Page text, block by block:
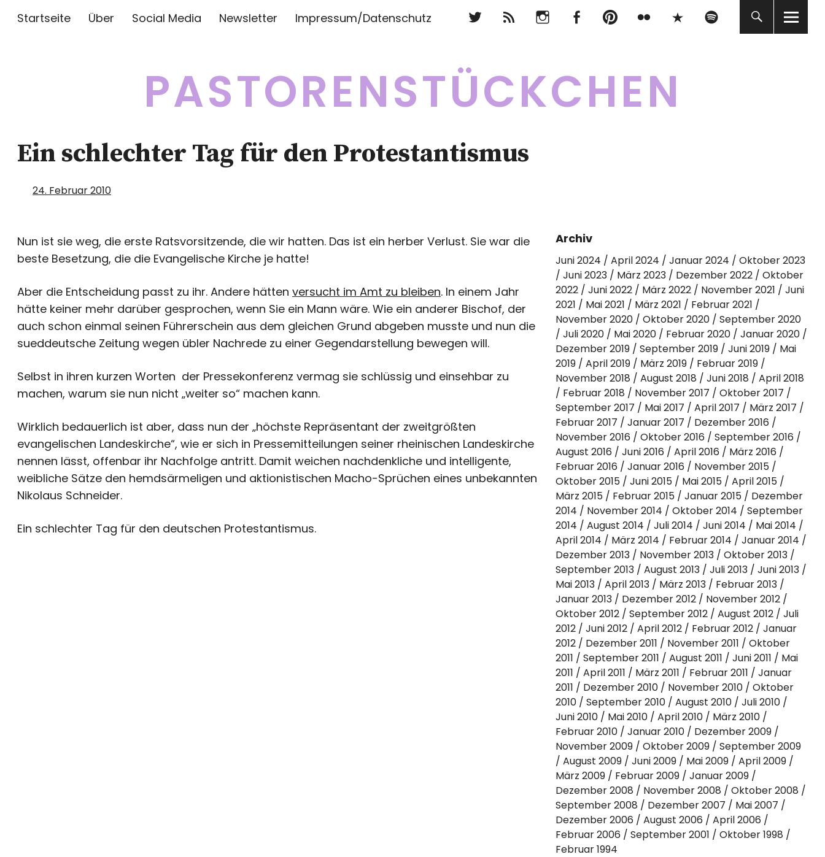
Startseite Über Social Media Newsletter Impressum/Datenschutz
PASTORENSTÜCKCHEN
InstagramFacebookpinterest Spotify
Ein schlechter Tag für den Protestantismus
24. Februar 2010
Nun ist sie weg, die erste Ratsvorsitzende, die wir hatten. Das ist ein herber Verlust. Sie war die
beste Besetzung, die die Evangelische Kirche je hatte!
Aber die Entscheidung passt zu ihr. Andere hätten versucht im Amt zu bleiben. In einem Jahr
hätte keiner mehr darüber gesprochen, wenn Sie ein Mann wäre. Wie ein anderer Bischof, der
auch schon einmal seinen Führerschein aus dem gleichen Grund abgeben musste und nun die
sueddeutsche Zeitung wegen übler Nachrede zu einer Gegendarstellung bewegen will.
Selbst in ihren kurzen Worten der Pressekonferenz vermag sie schlüssig und einsehbar zu
machen, warum sie nun nicht „weiter so“ machen kann.
Wirklich bedauerlich ist aber, dass nun der „höchste Repräsentant der zweitgrößten
evangelischen Landeskirche“, wie er sich in Pressemitteilungen seiner rheinischen Landeskirche
nennen lässt, offenbar ihr Nachfolge antritt. Damit weichen nachdenkliche und intelligente,
weibliche Sätze den hemdsärmeligen und aktionistischen Macho-Sprüchen eines unbekannten
Nikolaus Schneider.
Ein schlechter Tag für den deutschen Protestantismus.
Archiv
Juni 2024 April 2024 Januar 2024
Oktober 2023
Juni 2023
März 2023 Dezember 2022
Oktober
2022
Juni 2022 März 2022 November 2021
Juni
2021
Mai 2021 März 2021
Februar 2021
November 2020
Oktober 2020
September 2020
Juli 2020
Mai 2020 Februar 2020
Januar 2020
Dezember 2019
September 2019 Juni 2019
Mai
2019
April 2019 März 2019
Februar 2019
November 2018
August 2018 Juni 2018
April 2018
Februar 2018
November 2017
Oktober 2017
September 2017
Mai 2017 April 2017
März 2017
Februar 2017
Januar 2017
Dezember 2016
November 2016
Oktober 2016
September 2016
August 2016
Juni 2016 April 2016
März 2016
Februar 2016
Januar 2016
November 2015
Oktober 2015
Juni 2015 Mai 2015
April 2015
März 2015
Februar 2015 Januar 2015
Dezember
2014
November 2014 Oktober 2014
September
2014
August 2014 Juli 2014 Juni 2014
Mai 2014
April 2014
März 2014 Februar 2014
Januar 2014
Dezember 2013
November 2013
Oktober 2013
September 2013
August 2013 Juli 2013
Juni 2013
Mai 2013
April 2013 März 2013
Februar 2013
Januar 2013
Dezember 2012
November 2012
Oktober 2012
September 2012 August 2012
Juli
2012
Juni 2012 April 2012 Februar 2012
Januar
2012
Dezember 2011 November 2011
Oktober
2011
September 2011 August 2011 Juni 2011
Mai
2011
April 2011 März 2011 Februar 2011
Januar
2011
Dezember 2010 November 2010
Oktober
2010
September 2010 August 2010
Juli 2010
Juni 2010
Mai 2010 April 2010
März 2010
Februar 2010
Januar 2010
Dezember 2009
November 2009
Oktober 2009
September 2009
August 2009
Juni 2009 Mai 2009
April 2009
März 2009
Februar 2009
Januar 2009
Dezember 2008
November 2008
Oktober 2008
September 2008
Dezember 2007
Mai 2007
Dezember 2006
August 2006
April 2006
Februar 2006
September 2001
Oktober 1998
Februar 1994